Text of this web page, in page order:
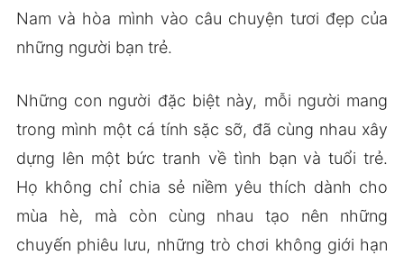
Nam và hòa mình vào câu chuyện tươi đẹp của
những người bạn trẻ.
Những con người đặc biệt này, mỗi người mang
trong mình một cá tính sặc sỡ, đã cùng nhau xây
dựng lên một bức tranh về tình bạn và tuổi trẻ.
Họ không chỉ chia sẻ niềm yêu thích dành cho
mùa hè, mà còn cùng nhau tạo nên những
chuyến phiêu lưu, những trò chơi không giới hạn